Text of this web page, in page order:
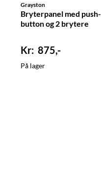
Grayston
Bryterpanel med push-
button og 2 brytere
875,-
På lager